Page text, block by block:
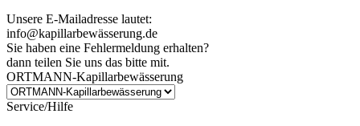
Unsere E-Mailadresse lautet:
info@kapillarbewässerung.de
Sie haben eine Fehlermeldung erhalten?
dann teilen Sie uns das bitte mit.
ORTMANN-Kapillarbewässerung
Service/Hilfe